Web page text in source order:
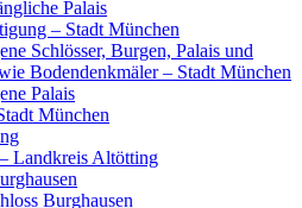
Palais
– Stadt München
Schlösser, Burgen, Palais und
Bodendenkmäler – Stadt München
Palais
München
Landkreis Altötting
Burghausen